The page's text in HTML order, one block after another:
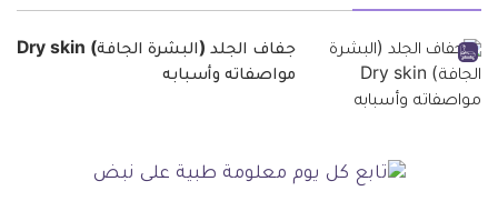
جفاف الجلد (البشرة الجافة) Dry skin
مواصفاته وأسبابه